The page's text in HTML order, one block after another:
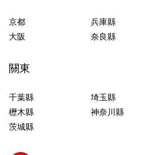
京都 兵庫縣
大阪
奈良縣
關東
千葉縣 埼玉縣
櫪木縣
神奈川縣
茨城縣